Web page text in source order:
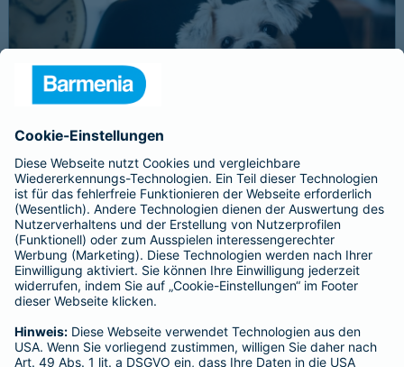
Schnelle Notfallversorgung bei Ernstfällen
gewährleisten
Der Dackel Balu macht für Leckerlies alles. Beim Gassigehen
frisst er leider eine mit Rasierklingen gespickte Wurst. Die
Notfalls nimmt der Tierarzt den 4-fachen GOT-Satz und Balus
Besitzer muss eine vierstellige Rechnung begleichen. Der